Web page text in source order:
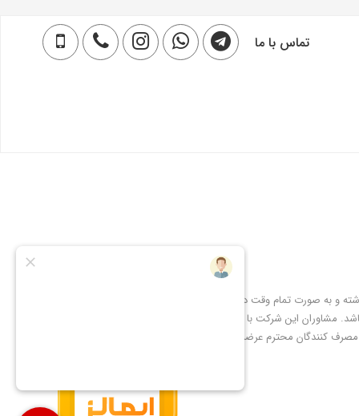
تماس با ما
و به صورت تمام وقت در
مشاوران این شرکت با
کنندگان محترم عرضه